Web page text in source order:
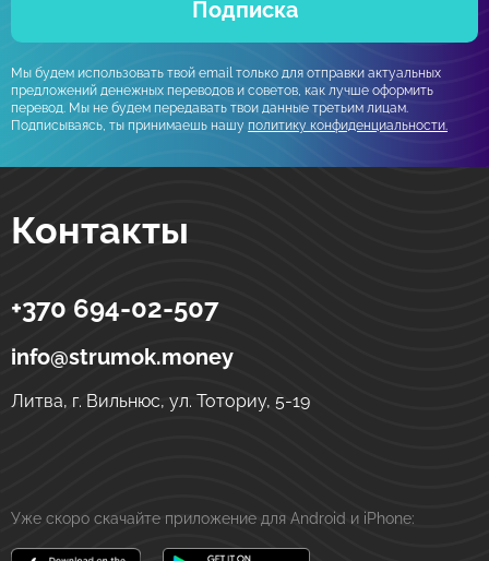
Подписка
Мы будем использовать твой email только для отправки актуальных
предложений денежных переводов и советов, как лучше оформить
перевод. Мы не будем передавать твои данные третьим лицам.
Подписываясь, ты принимаешь нашу политику конфиденциальности.
Контакты
Strumok
Денежные переводы в Украине
ул. Тоториу, 5-19
+370 694-02-507
info@strumok.money
Литва, г. Вильнюс, ул. Тоториу, 5-19
Уже скоро скачайте приложение для Android и iPhone: